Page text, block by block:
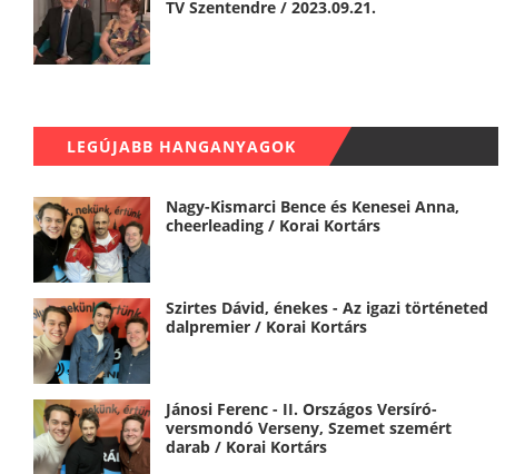
TV Szentendre / 2023.09.21.
LEGÚJABB HANGANYAGOK
Nagy-Kismarci Bence és Kenesei Anna,
cheerleading / Korai Kortárs
Szirtes Dávid, énekes - Az igazi történeted
dalpremier / Korai Kortárs
Jánosi Ferenc - II. Országos Versíró-
versmondó Verseny, Szemet szemért
darab / Korai Kortárs